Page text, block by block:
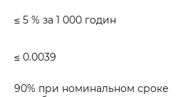
≤ 5 % за 1 000 годин
≤ 0.0039
90% при номинальном сроке